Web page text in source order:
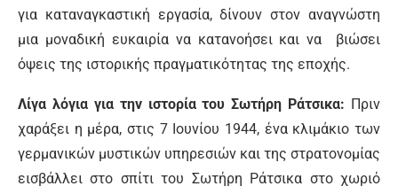
για καταναγκαστική εργασία, δίνουν στον αναγνώστη
μια μοναδική ευκαιρία να κατανοήσει και να βιώσει
όψεις της ιστορικής πραγματικότητας της εποχής.
Λίγα λόγια για την ιστορία του Σωτήρη Ράτσικα: Πριν
χαράξει η μέρα, στις 7 Ιουνίου 1944, ένα κλιμάκιο των
γερμανικών μυστικών υπηρεσιών και της στρατονομίας
εισβάλλει στο σπίτι του Σωτήρη Ράτσικα στο χωριό